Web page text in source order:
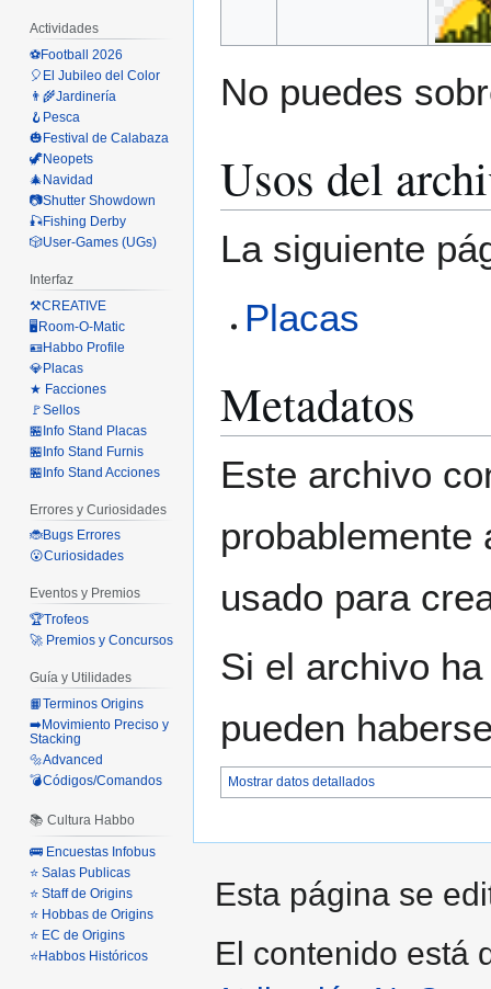
No puedes
Usos del
La siguiente
Placas
Metadatos
Este archivo
probablemente
usado para
Si el archivo
pueden
Mostrar datos detallados
Actividades
⚽Football 2026
🎈El Jubileo del Color
👨‍🌾Jardinería
🪝Pesca
🎃Festival de Calabaza
🦖Neopets
🎄Navidad
📷Shutter Showdown
🎣Fishing Derby
🎲User-Games (UGs)
Interfaz
⚒️CREATIVE
🖥️Room-O-Matic
🪪Habbo Profile
💎Placas
★ Facciones
🚩Sellos
🏪Info Stand Placas
🏪Info Stand Furnis
🏪Info Stand Acciones
Errores y Curiosidades
🐞Bugs Errores
😮Curiosidades
Eventos y Premios
🏆Trofeos
🚀 Premios y Concursos
Guía y Utilidades
📙Terminos Origins
➡️Movimiento Preciso y
Stacking
🔩Advanced
💣Códigos/Comandos
📚 Cultura Habbo
🚌 Encuestas Infobus
⭐ Salas Publicas
⭐ Staff de Origins
⭐ Hobbas de Origins
⭐ EC de Origins
⭐Habbos Históricos
Esta página se
El contenido está